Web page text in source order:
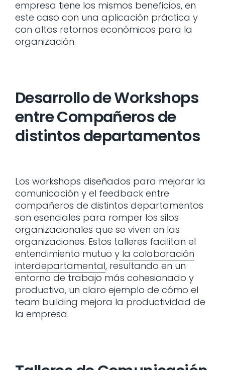
empresa tiene los mismos beneficios, en
este caso con una aplicación práctica y
con altos retornos económicos para la
organización.
Desarrollo de Workshops
entre Compañeros de
distintos departamentos
Los workshops diseñados para mejorar la
comunicación y el feedback entre
compañeros de distintos departamentos
son esenciales para romper los silos
organizacionales que se viven en las
organizaciones. Estos talleres facilitan el
entendimiento mutuo y la colaboración
interdepartamental, resultando en un
entorno de trabajo más cohesionado y
productivo, un claro ejemplo de cómo el
team building mejora la productividad de
la empresa.